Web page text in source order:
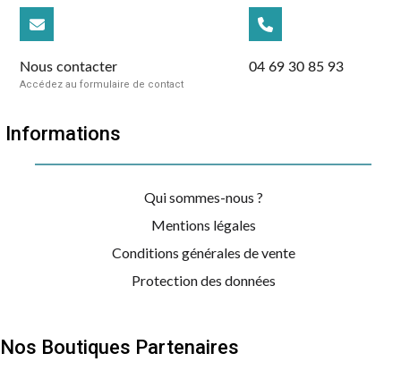
Nous contacter
Accédez au formulaire de contact
04 69 30 85 93
Informations
Qui sommes-nous ?
Mentions légales
Conditions générales de vente
Protection des données
Nos Boutiques Partenaires